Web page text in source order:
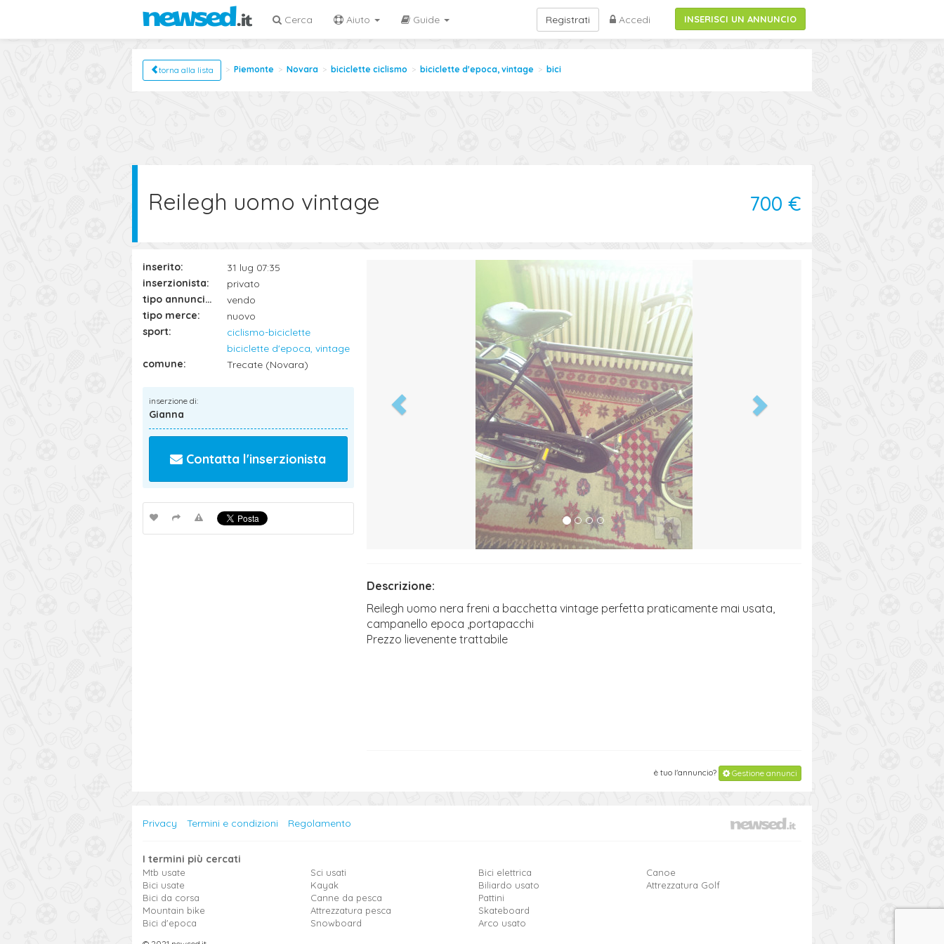
INSERISCI UN ANNUNCIO
Cerca Aiuto Guide Accedi
Registrati
torna alla lista Piemonte Novara biciclette ciclismo biciclette d'epoca, vintage bici
Reilegh uomo vintage 700 €
inserito:
31 lug 07:35
inserzionista:
privato
tipo annuncio:
vendo
tipo merce:
nuovo
sport:
ciclismo-biciclette
biciclette d'epoca, vintage
comune:
Trecate (Novara)
inserzione di:
Gianna
Contatta l'inserzionista
Descrizione:
Reilegh uomo nera freni a bacchetta vintage perfetta praticamente mai usata,
campanello epoca ,portapacchi
Prezzo lievenente trattabile
è tuo l'annuncio? Gestione annunci
Privacy Termini e condizioni Regolamento
I termini più cercati
Mtb usate
Bici usate
Bici da corsa
Mountain bike
Bici d'epoca
Sci usati
Kayak
Canne da pesca
Attrezzatura pesca
Snowboard
Bici elettrica
Biliardo usato
Pattini
Skateboard
Arco usato
Canoe
Attrezzatura Golf